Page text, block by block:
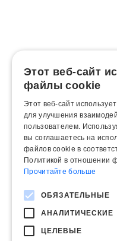
Этот веб-сайт
файлы cookie
Этот веб-сайт
для улучшения
пользователем.
вы соглашаетесь на
файлов cookie в
Политикой в ​​отношении
Прочитайте больше
ОБЯЗАТЕЛЬНЫЕ
АНАЛИТИЧЕСКИЕ
ЦЕЛЕВЫЕ